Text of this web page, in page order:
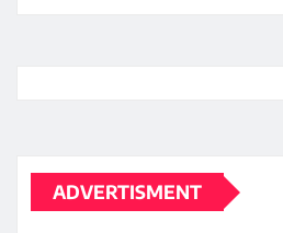
ADVERTISMENT